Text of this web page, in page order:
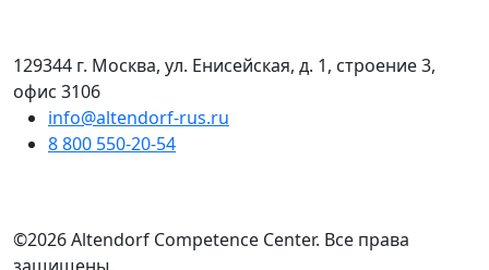
129344 г. Москва, ул. Енисейская, д. 1, строение 3,
офис 3106
info@altendorf-rus.ru
8 800 550-20-54
©2026 Altendorf Сompetence Сenter. Все права